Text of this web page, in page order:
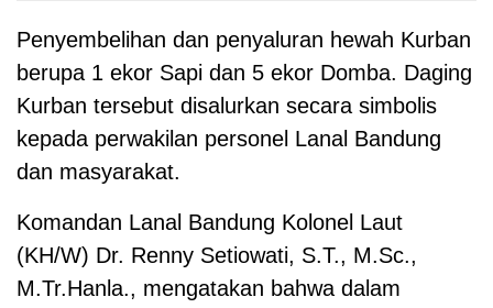
Penyembelihan dan penyaluran hewah Kurban
berupa 1 ekor Sapi dan 5 ekor Domba. Daging
Kurban tersebut disalurkan secara simbolis
kepada perwakilan personel Lanal Bandung
dan masyarakat.
Komandan Lanal Bandung Kolonel Laut
(KH/W) Dr. Renny Setiowati, S.T., M.Sc.,
M.Tr.Hanla., mengatakan bahwa dalam